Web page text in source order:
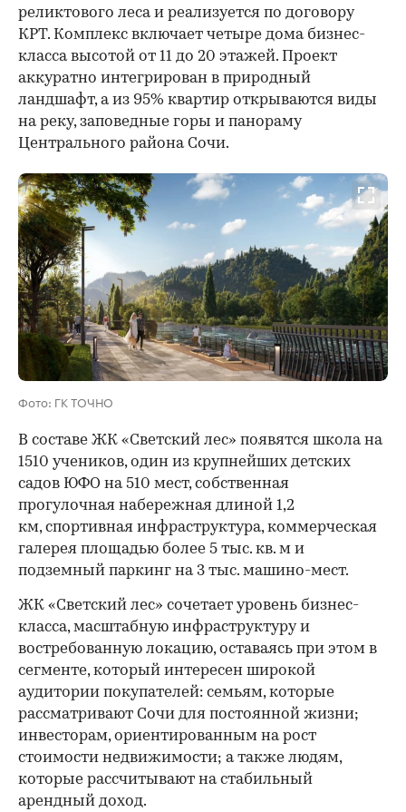
реликтового леса и реализуется по договору
КРТ. Комплекс включает четыре дома бизнес-
класса высотой от 11 до 20 этажей. Проект
аккуратно интегрирован в природный
ландшафт, а из 95% квартир открываются виды
на реку, заповедные горы и панораму
Центрального района Сочи.
Фото: ГК ТОЧНО
00:00
В составе ЖК «Светский лес» появятся школа на
1510 учеников, один из крупнейших детских
садов ЮФО на 510 мест, собственная
прогулочная набережная длиной 1,2
км, спортивная инфраструктура, коммерческая
галерея площадью более 5 тыс. кв. м и
подземный паркинг на 3 тыс. машино-мест.
ЖК «Светский лес» сочетает уровень бизнес-
класса, масштабную инфраструктуру и
востребованную локацию, оставаясь при этом в
сегменте, который интересен широкой
аудитории покупателей: семьям, которые
рассматривают Сочи для постоянной жизни;
инвесторам, ориентированным на рост
стоимости недвижимости; а также людям,
которые рассчитывают на стабильный
арендный доход.